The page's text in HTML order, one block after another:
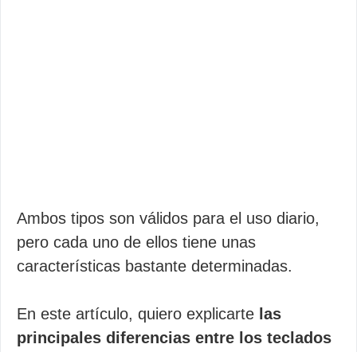
Ambos tipos son válidos para el uso diario,
pero cada uno de ellos tiene unas
características bastante determinadas.
En este artículo, quiero explicarte las
principales diferencias entre los teclados